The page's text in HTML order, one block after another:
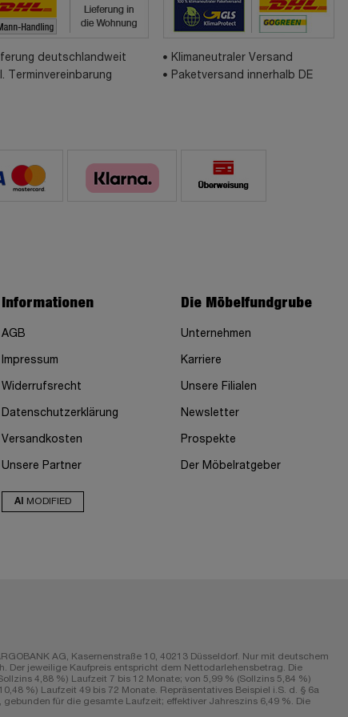
deutschlandweit
Terminvereinbarung
Klimaneutraler Versand
Paketversand innerhalb DE
Informationen
AGB
Impressum
Widerrufsrecht
Datenschutzerklärung
Versandkosten
Unsere Partner
AI MODIFIED
Die Möbelfundgrube
Unternehmen
Karriere
Unsere Filialen
Newsletter
Prospekte
Der Möbelratgeber
AG, Kasernenstraße 10, 40213 Düsseldorf. Nur mit deutschem
Der jeweilige Kaufpreis entspricht dem Nettodarlehensbetrag. Die
4,88 %) Laufzeit 7 bis 12 Monate; von 5,99 % (Sollzins 5,84 %)
%) Laufzeit 49 bis 72 Monate. Repräsentatives Beispiel i.S. d. § 6a
für die gesamte Laufzeit; effektiver Jahreszins 6,49 %. Die